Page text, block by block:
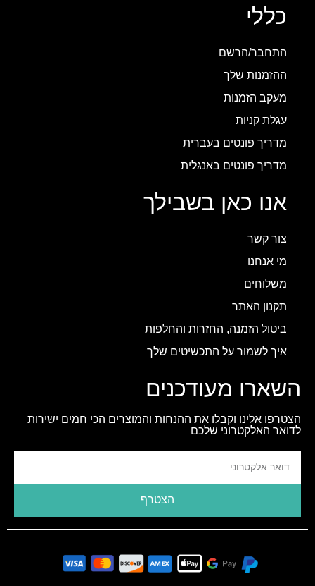
כללי
התחבר/הרשם
ההזמנות שלך
מעקב הזמנות
עגלת קניות
מדריך פונטים בעברית
מדריך פונטים באנגלית
אנו כאן בשבילך
צור קשר
מי אנחנו
משלוחים
תקנון האתר
ביטול הזמנה, החזרות והחלפות
איך לשמור על התכשיטים שלך
השארו מעודכנים
הצטרפו אלינו וקבלו את ההנחות והמוצרים הכי חמים ישירות
לדואר האלקטרוני שלכם
הצטרף